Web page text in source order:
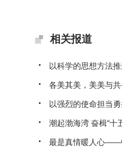
相关报道
以科学的思想方法
各美其美，美美与
以强烈的使命担当
潮起渤海湾 奋楫“
最是真情暖人心——